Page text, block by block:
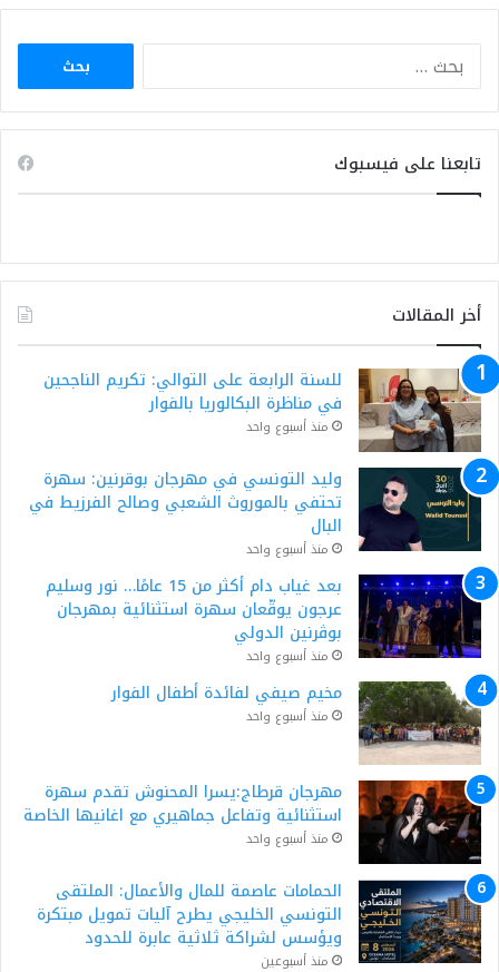
البحث
تابعنا على فيسبوك
أخر المقالات
للسنة الرابعة على التوالي: تكريم الناجحين
في مناظرة البكالوريا بالفوار
منذ أسبوع واحد
وليد التونسي في مهرجان بوقرنين: سهرة
تحتفي بالموروث الشعبي وصالح الفرزيط في
البال
منذ أسبوع واحد
بعد غياب دام أكثر من 15 عامًا… نور وسليم
عرجون يوقّعان سهرة استثنائية بمهرجان
بوڨرنين الدولي
منذ أسبوع واحد
مخيم صيفي لفائدة أطفال الفوار
منذ أسبوع واحد
مهرجان قرطاج:يسرا المحنوش تقدم سهرة
استثنائية وتفاعل جماهيري مع اغانيها الخاصة
منذ أسبوع واحد
الحمامات عاصمة للمال والأعمال: الملتقى
التونسي الخليجي يطرح آليات تمويل مبتكرة
ويؤسس لشراكة ثلاثية عابرة للحدود
منذ أسبوعين